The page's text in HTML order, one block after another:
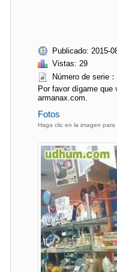
Publicado: 2015-
Vistas: 29
Número de serie
Por favor dígame que
armanax.com.
Fotos
Haga clic en la imagen para